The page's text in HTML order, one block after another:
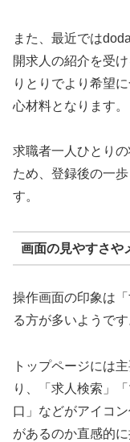
また、最近では
開求人の紹介を受
りとりでより希望
心材料となります。
求職者一人ひとり
ため、登録後の一
す。
画面の見やすさや
操作画面の印象は
る方が多いようです
トップページには
り、「求人検索」
口」などがアイコ
があるのか直感的